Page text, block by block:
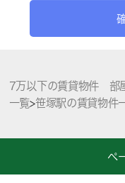
7万以下の賃貸物件 部
一覧>笹塚駅の賃貸物件
ペ